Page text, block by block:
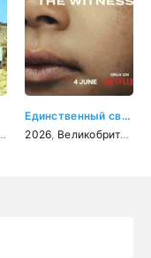
, детектив
вестерн,биография
Единственный свидетель
2026 Великобритания